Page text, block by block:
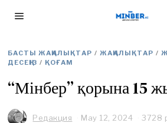
БАСТЫ ЖАҢАЛЫҚТАР / ЖАҢАЛЫҚТАР /
ДЕСЕҢІЗ / ҚОҒАМ
“Мінбер” қорына 15
Редакция May 12, 2024 3728